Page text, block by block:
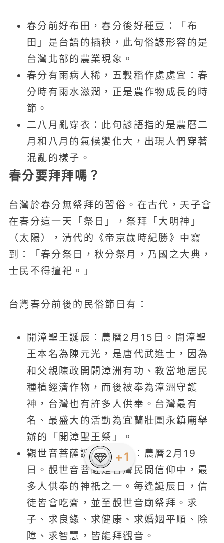
春分前好布田，春分後好種豆：「布
田」是台語的插秧，此句俗諺形容的是
台灣北部的農業現象。
春分有雨病人稀，五穀稻作處處宜：春
分時有雨水滋潤，正是農作物成長的時
節。
二八月亂穿衣：此句諺語指的是農曆二
月和八月的氣候變化大，出現人們穿著
混亂的樣子。
春分要拜拜嗎？
台灣於春分無祭拜的習俗。在古代，天子會
在春分這一天「祭日」，祭拜「大明神」
（太陽），清代的《帝京歲時紀勝》中寫
到：「春分祭日，秋分祭月，乃國之大典，
士民不得擅祀。」
台灣春分前後的民俗節日有：
開漳聖王誕辰：農曆2月15日。開漳聖
王本名為陳元光，是唐代武進士，因為
和父親陳政開闢漳洲有功、教當地居民
種植經濟作物，而後被奉為漳洲守護
神，台灣也有許多人供奉。台灣最有
名、最盛大的活動為宜蘭壯圍永鎮廟舉
辦的「開漳聖王祭」。
觀世音菩薩誕辰紀念日：農曆2月19
日。觀世音菩薩是台灣民間信仰中，最
多人供奉的神祇之一。每逢誕辰日，信
徒皆會吃齋，並至觀世音廟祭拜。求
子、求良緣、求健康、求婚姻平順、除
障、求智慧，皆能拜觀音。
+1